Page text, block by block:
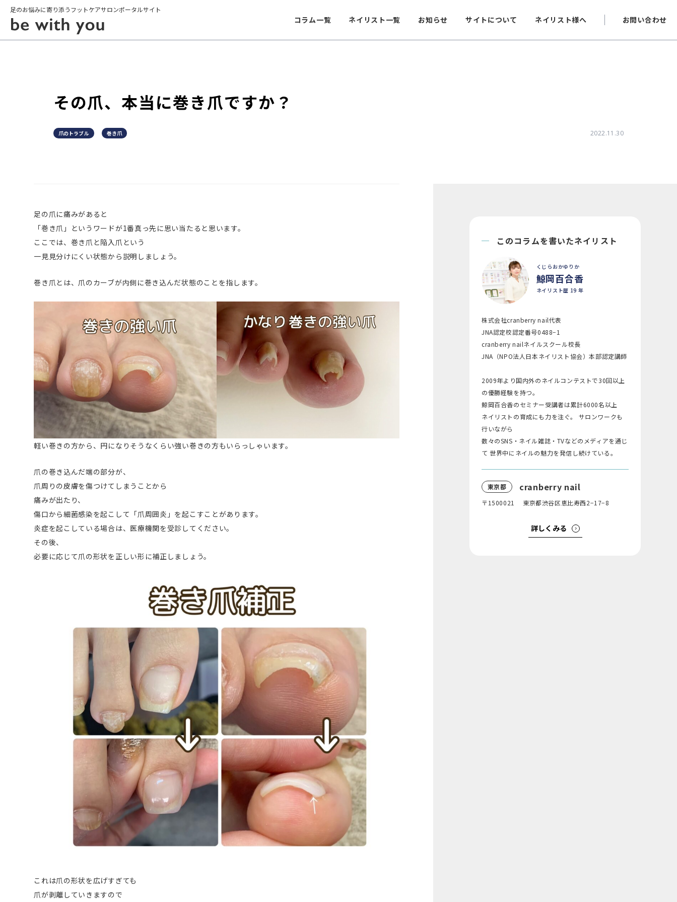
足のお悩みに寄り添うフットケアサロンポータルサイト
コラム一覧 ネイリスト一覧 お知らせ サイトについて ネイリスト様へ お問い合わせ
その爪、本当に巻き爪ですか？
爪のトラブル 巻き爪 2022.11.30
足の爪に痛みがあると
「巻き爪」というワードが1番真っ先に思い当たると思います。
ここでは、巻き爪と陥入爪という
一見見分けにくい状態から説明しましょう。
巻き爪とは、爪のカーブが内側に巻き込んだ状態のことを指します。
軽い巻きの方から、円になりそうなくらい強い巻きの方もいらっしゃいます。
爪の巻き込んだ端の部分が、
爪周りの皮膚を傷つけてしまうことから
痛みが出たり、
傷口から細菌感染を起こして「爪周囲炎」を起こすことがあります。
炎症を起こしている場合は、医療機関を受診してください。
その後、
必要に応じて爪の形状を正しい形に補正しましょう。
これは爪の形状を広げすぎても
爪が剥離していきますので
このコラムを書いたネイリスト
くじらおかゆりか
鯨岡百合香
ネイリスト歴 19 年
株式会社cranberry nail代表
JNA認定校認定番号0488−1
cranberry nailネイルスクール校長
JNA（NPO法人日本ネイリスト協会）本部認定講師
2009年より国内外のネイルコンテストで30回以上
の優勝経験を持つ。
鯨岡百合香のセミナー受講者は累計6000名以上
ネイリストの育成にも力を注ぐ。 サロンワークも
行いながら
数々のSNS・ネイル雑誌・TVなどのメディアを通じ
て 世界中にネイルの魅力を発信し続けている。
東京都 cranberry nail
〒1500021 東京都渋谷区恵比寿西2−17−8
詳しくみる